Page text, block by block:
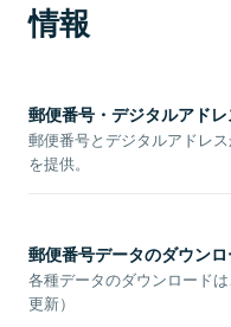
情報
郵便番号・デジタルアド
郵便番号とデジタルアドレ
を提供。
郵便番号データのダウンロ
各種データのダウンロード
更新）